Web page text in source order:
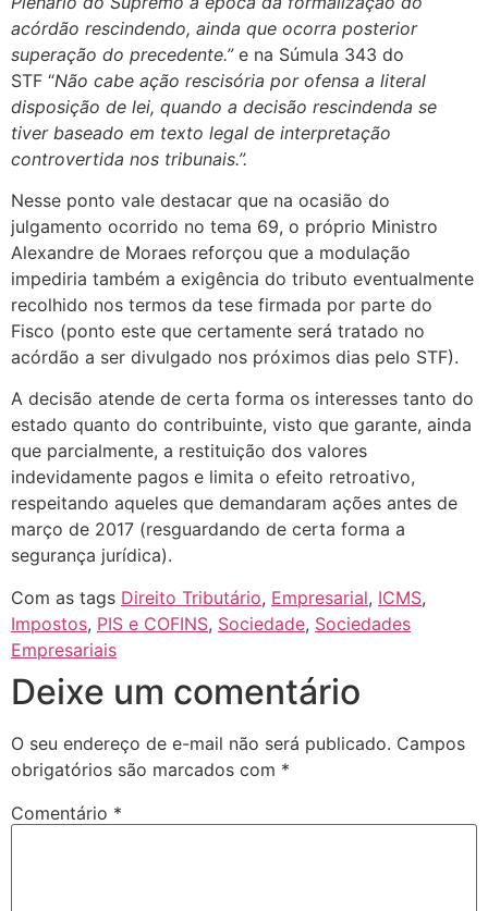
acórdão rescindendo, ainda que ocorra posterior
superação do precedente.”e na Súmula 343 do
STF “Não cabe ação rescisória por ofensa a literal
disposição de lei, quando a decisão rescindenda se
tiver baseado em texto legal de interpretação
controvertida nos tribunais.”.
Nesse ponto vale destacar que na ocasião do
julgamento ocorrido no tema 69, o próprio Ministro
Alexandre de Moraes reforçou que a modulação
impediria também a exigência do tributo eventualmente
recolhido nos termos da tese firmada por parte do
Fisco (ponto este que certamente será tratado no
acórdão a ser divulgado nos próximos dias pelo STF).
A decisão atende de certa forma os interesses tanto do
estado quanto do contribuinte, visto que garante, ainda
que parcialmente, a restituição dos valores
indevidamente pagos e limita o efeito retroativo,
respeitando aqueles que demandaram ações antes de
março de 2017 (resguardando de certa forma a
segurança jurídica).
Com as tags Direito Tributário, Empresarial, ICMS,
Impostos, PIS e COFINS, Sociedade, Sociedades
Empresariais
Deixe um comentário
O seu endereço de e-mail não será publicado. Campos
obrigatórios são marcados com *
Comentário *